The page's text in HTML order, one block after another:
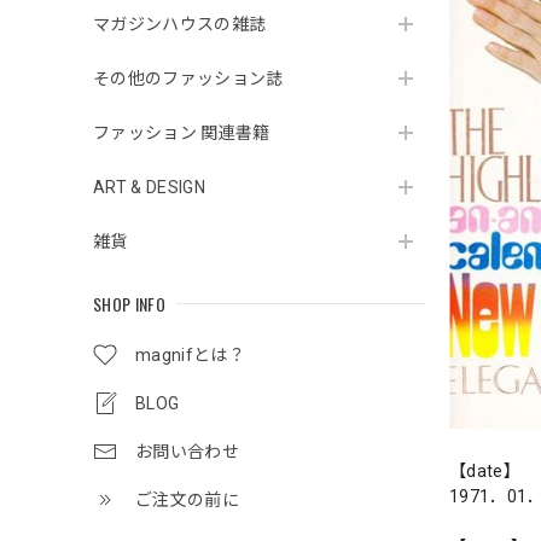
マガジンハウスの雑誌
その他のファッション誌
ファッション 関連書籍
ART & DESIGN
雑貨
SHOP INFO
magnifとは？
BLOG
お問い合わせ
ご注文の前に
【date】
1971．01